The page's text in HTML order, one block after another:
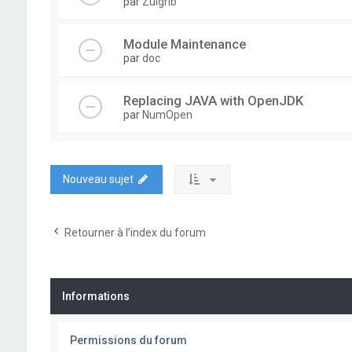
Module Maintenance
pardoc
Replacing JAVA with OpenJDK
par NumOpen
Nouveau sujet
Retourner à l’index du forum
Informations
Permissions du forum